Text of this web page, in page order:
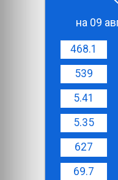
на 09
468.1
539
5.41
5.35
627
69.7